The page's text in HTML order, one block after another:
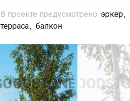
В проекте предусмотрено: эркер
терраса
балкон